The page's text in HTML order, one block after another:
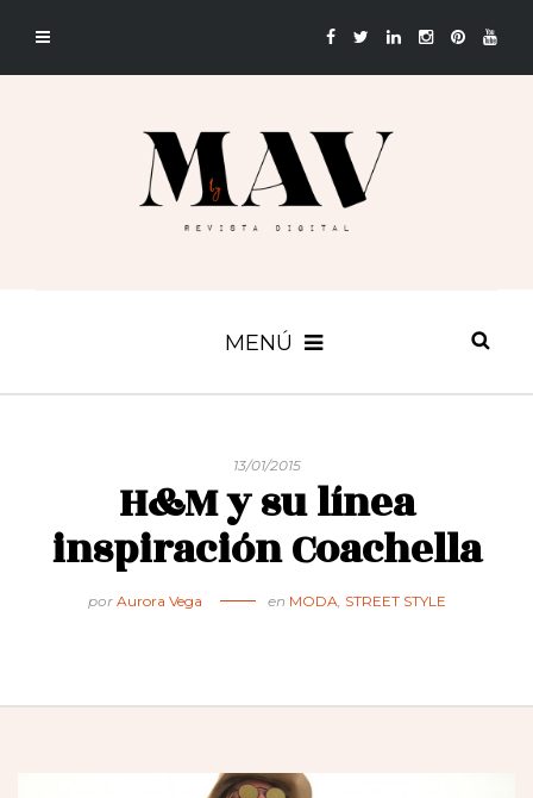
MENÚ
13/01/2015
H&M y su línea
inspiración Coachella
por Aurora Vega en MODA, STREET STYLE